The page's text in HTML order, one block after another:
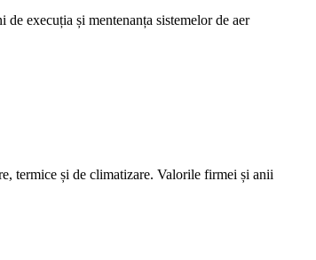
execuția și mentenanța sistemelor de aer
termice și de climatizare. Valorile firmei și anii